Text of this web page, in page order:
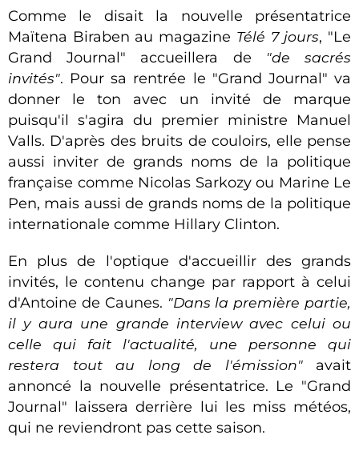
Comme le disait la nouvelle présentatrice
Maïtena Biraben au magazine Télé 7 jours, "Le
Grand Journal" accueillera de
"de sacrés
invités". Pour sa rentrée le "Grand Journal" va
donner le ton avec un invité de marque
puisqu'il s'agira du premier ministre Manuel
Valls. D'après des bruits de couloirs, elle pense
aussi inviter de grands noms de la politique
française comme Nicolas Sarkozy ou Marine Le
Pen, mais aussi de grands noms de la politique
internationale comme Hillary Clinton.
En plus de l'optique d'accueillir des grands
invités, le contenu change par rapport à celui
d'Antoine de Caunes. "Dans la première partie,
il y aura une grande interview avec celui ou
celle qui fait l'actualité, une personne qui
restera tout au long de l'émission"avait
annoncé la nouvelle présentatrice. Le "Grand
Journal" laissera derrière lui les miss météos,
qui ne reviendront pas cette saison.